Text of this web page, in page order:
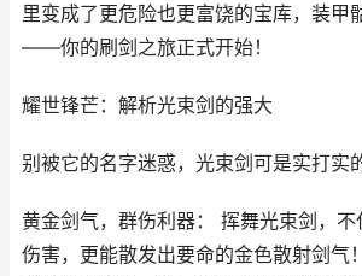
里变成了更危险也更富饶的宝库，装甲
——你的刷剑之旅正式开始！
耀世锋芒：解析光束剑的强大
别被它的名字迷惑，光束剑可是实打实
黄金剑气，群伤利器： 挥舞光束剑，
伤害，更能散发出要命的金色散射剑气